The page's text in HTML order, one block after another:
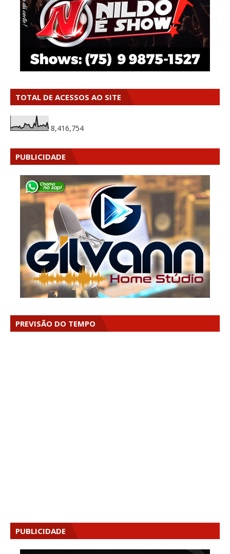
TOTAL DE ACESSOS AO SITE
8,416,754
PUBLICIDADE
PREVISÃO DO TEMPO
PUBLICIDADE